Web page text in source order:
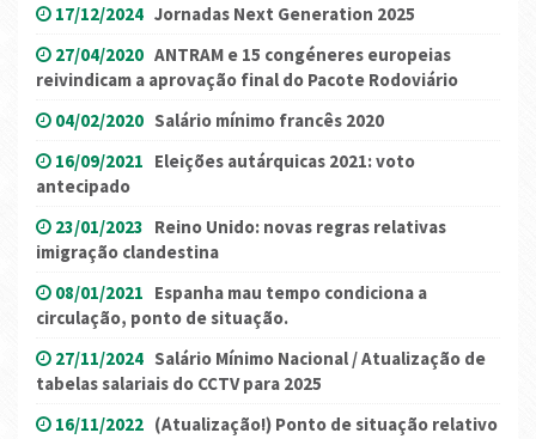
17/12/2024 Jornadas Next Generation 2025
27/04/2020 ANTRAM e 15 congéneres europeias
reivindicam a aprovação final do Pacote Rodoviário
04/02/2020 Salário mínimo francês 2020
16/09/2021 Eleições autárquicas 2021: voto
antecipado
23/01/2023 Reino Unido: novas regras relativas
imigração clandestina
08/01/2021 Espanha mau tempo condiciona a
circulação, ponto de situação.
27/11/2024 Salário Mínimo Nacional / Atualização de
tabelas salariais do CCTV para 2025
16/11/2022 (Atualização!) Ponto de situação relativo